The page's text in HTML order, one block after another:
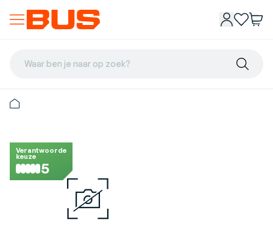
Waar ben je naar op zoek?
Verantwoorde
keuze
5